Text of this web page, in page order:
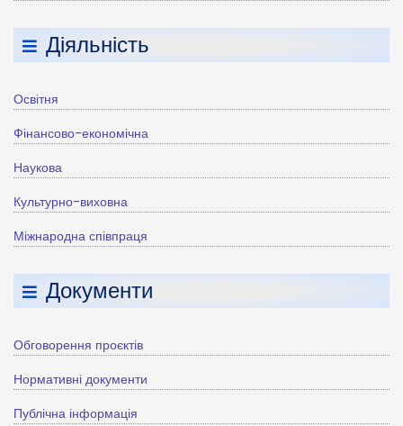
Діяльність
Освітня
Фінансово-економічна
Наукова
Культурно-виховна
Міжнародна співпраця
Документи
Обговорення проєктів
Нормативні документи
Публічна інформація